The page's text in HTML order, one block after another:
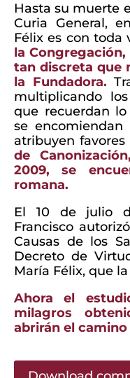
Hasta su muerte
Curia General,
Félix es con toda
la
tan discreta que
la Fundadora.
multiplicando
que recuerdan
se
atribuyen
de
2009, se
romana.
El 10 de julio
Francisco
Causas de los
Decreto de
María Félix, que
Ahora el
milagros
abrirán el